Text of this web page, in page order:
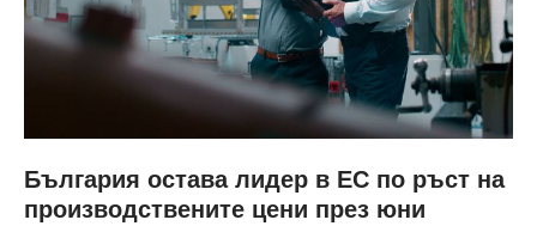
България остава лидер в ЕС по ръст на
производствените цени през юни